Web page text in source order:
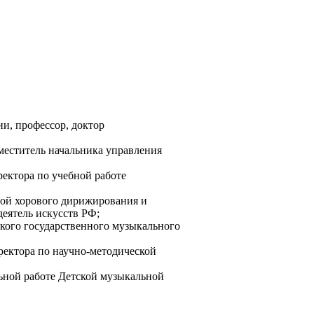
профессор, доктор
начальника управления
по учебной работе
хорового дирижирования и
искусств РФ;
государственного музыкального
по научно-методической
работе Детской музыкальной